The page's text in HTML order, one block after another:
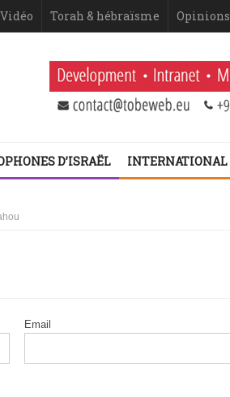
Torah & hébraïsme Opinions
D’ISRAËL INTERNATIONAL
Email